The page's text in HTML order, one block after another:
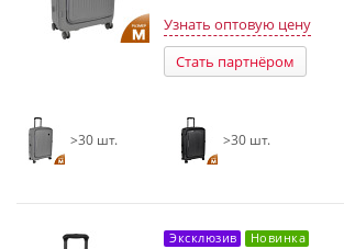
Узнать оптовую цену
Стать партнёром
>30 шт. >30 шт.
Эксклюзив Новинка